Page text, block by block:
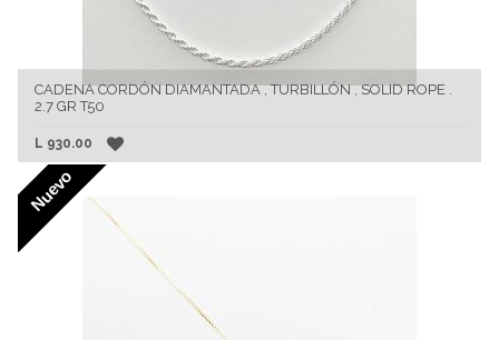
CADENA CORDÓN DIAMANTADA , TURBILLÓN , SOLID ROPE .
2.7 GR T50
L 930.00
Nuevo